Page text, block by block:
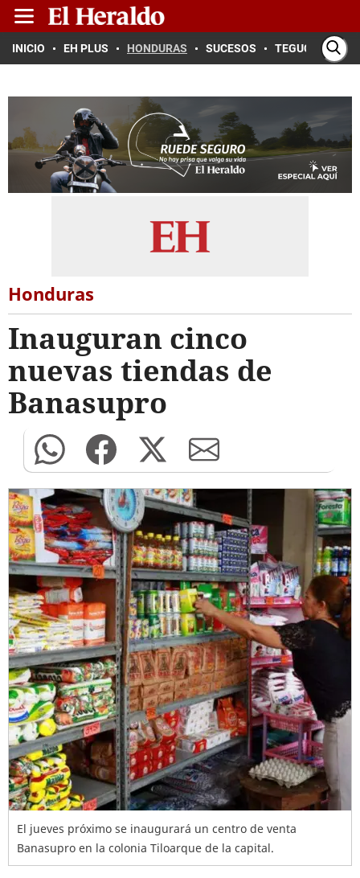
INICIO EH PLUS HONDURAS SUCESOS TEGUCIGALPA
Honduras
Inauguran cinco
nuevas tiendas de
Banasupro
El jueves próximo se inaugurará un centro de venta
Banasupro en la colonia Tiloarque de la capital.